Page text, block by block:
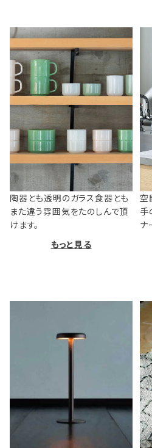
陶器とも透明のガラス食器とも
また違う雰囲気をたのしんで頂
けます。
もっと見る
空
手
ナ